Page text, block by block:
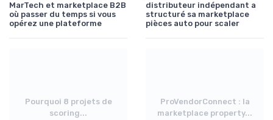
MarTech et marketplace B2B
où passer du temps si vous
opérez une plateforme
distributeur indépendant a
structuré sa marketplace
pièces auto pour scaler
Pourquoi 8 projets de
scoring...
ProVendorConnect : la
marketplace property...